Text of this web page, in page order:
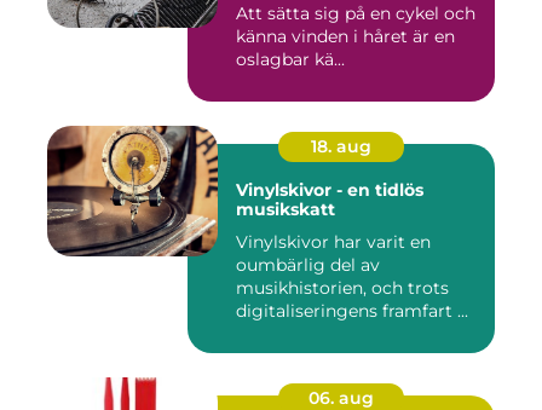
Att sätta sig på en cykel och
känna vinden i håret är en
oslagbar kä...
18. aug
Vinylskivor - en tidlös
musikskatt
Vinylskivor har varit en
oumbärlig del av
musikhistorien, och trots
digitaliseringens framfart ...
06. aug